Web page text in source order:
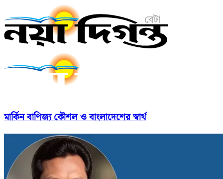
মার্কিন বাণিজ্য কৌশল ও বাংলাদেশের স্বার্থ